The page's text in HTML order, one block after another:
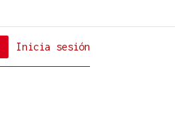
Inicia sesión